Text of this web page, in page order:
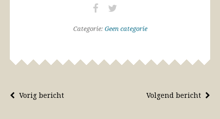
Categorie: Geen categorie
Volgend bericht
Vorig bericht